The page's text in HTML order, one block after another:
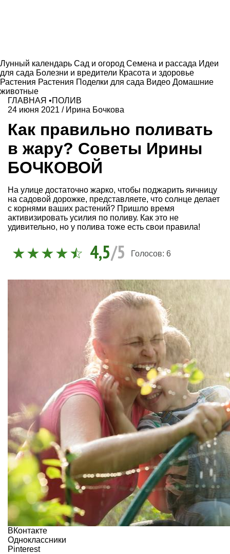
Лунный календарь Сад и огород Семена и рассада Идеи
для сада Болезни и вредители Красота и здоровье
Растения Растения Поделки для сада Видео Домашние
животные
ГЛАВНАЯ •ПОЛИВ
24 июня 2021 / Ирина Бочкова
Как правильно поливать
в жару? Советы Ирины
БОЧКОВОЙ
На улице достаточно жарко, чтобы поджарить яичницу
на садовой дорожке, представляете, что солнце делает
с корнями ваших растений? Пришло время
активизировать усилия по поливу. Как это не
удивительно, но у полива тоже есть свои правила!
4,5/5 Голосов: 6
ВКонтакте
Одноклассники
Pinterest